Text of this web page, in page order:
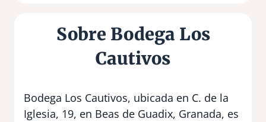
Sobre Bodega Los
Cautivos
Bodega Los Cautivos, ubicada en C. de la
Iglesia, 19, en Beas de Guadix, Granada, es